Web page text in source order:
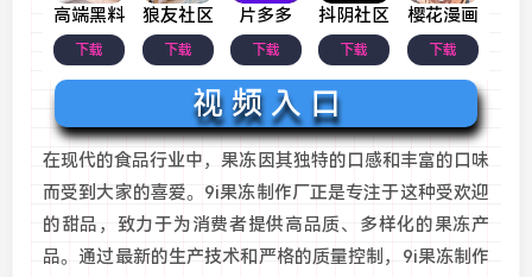
高端黑料
下载
狼友社区
下载
片多多
下载
抖阴社区
下载
樱花漫画
下载
视 频 入 口
在现代的食品行业中，果冻因其独特的口感和丰富的口味
而受到大家的喜爱。9i果冻制作厂正是专注于这种受欢迎
的甜品，致力于为消费者提供高品质、多样化的果冻产
品。通过最新的生产技术和严格的质量控制，9i果冻制作